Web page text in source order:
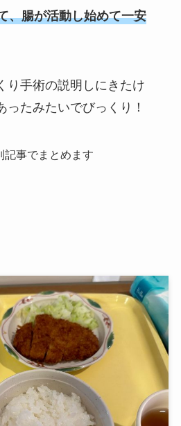
、腸が活動し始めて一安
り手術の説明しにきたけ
ったみたいでびっくり！
事でまとめます